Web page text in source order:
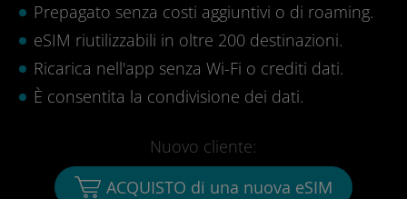
Prepagato senza costi aggiuntivi o di roaming.
eSIM riutilizzabili in oltre 200 destinazioni.
Ricarica nell'app senza Wi-Fi o crediti dati.
È consentita la condivisione dei dati.
Nuovo cliente:
ACQUISTO di una nuova eSIM